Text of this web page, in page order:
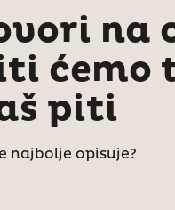
na
ćemo
piti
najbolje opisuje?